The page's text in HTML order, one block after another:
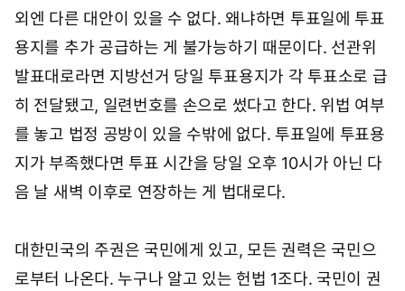
외엔 다른 대안이 있을 수 없다. 왜냐하면 투표일에 투표
용지를 추가 공급하는 게 불가능하기 때문이다. 선관위
발표대로라면 지방선거 당일 투표용지가 각 투표소로 급
히 전달됐고, 일련번호를 손으로 썼다고 한다. 위법 여부
를 놓고 법정 공방이 있을 수밖에 없다. 투표일에 투표용
지가 부족했다면 투표 시간을 당일 오후 10시가 아닌 다
음 날 새벽 이후로 연장하는 게 법대로다.
대한민국의 주권은 국민에게 있고, 모든 권력은 국민으
로부터 나온다. 누구나 알고 있는 헌법 1조다. 국민이 권